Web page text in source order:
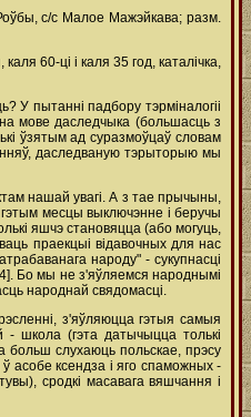
с/с Малое Мажэйкава; разм.
60-ці і каля 35 год, каталічка,
У пытанні падбору тэрміналогіі
мове даследчыка (большасць з
ўзятым ад суразмоўцаў словам
даследваную тэрыторыю мы
нашай увагі. А з тае прычыны,
месцы выключэнне і беручы
яшчэ становяцца (або могуць,
праекцыі відавочных для нас
народу" - сукупнасці
Бо мы не з'яўляемся народнымі
народнай свядомасці.
з'яўляюцца гэтыя самыя
- школа (гэта датычыцца толькі
больш слухаюць польскае, прэсу
асобе ксендза і яго спаможных -
сродкі масавага вяшчання і